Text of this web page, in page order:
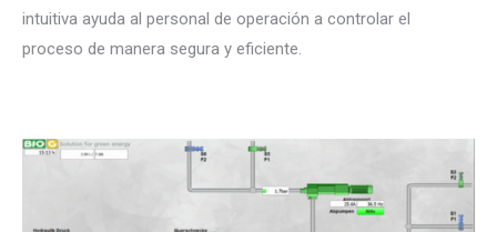
intuitiva ayuda al personal de operación a controlar el
proceso de manera segura y eficiente.